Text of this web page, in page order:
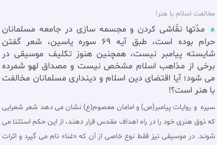
مخالفت اسلام با هنر!
مدّتها نقّاشی کردن و مجسمه سازی در جامعه مسلمانان
حرام بوده است، طبق آیه 69 سوره یاسین، شعر گفتن
شایسته پیامبر نیست، همچنین هنوز تکلیف موسيقی در
برخی از مذاهب اسلام مشخص نيست و مصداق لهو شمرده
می شود؛ آيا اقتضای دين اسلام و دينداری مسلمانان مخالفت
با هنر است؟!
سیره و روایات پیامبر(ص) و امامان معصوم(ع) نشان می دهد شعر شعرایی
که ذوق هنری خود را در راه اهداف مقدس قرار دهند، از این حکم استثنا می
شوند. در موسیقی نیز فقط نوع خاصی از آن که «غنا» نام می گیرد و اثرات